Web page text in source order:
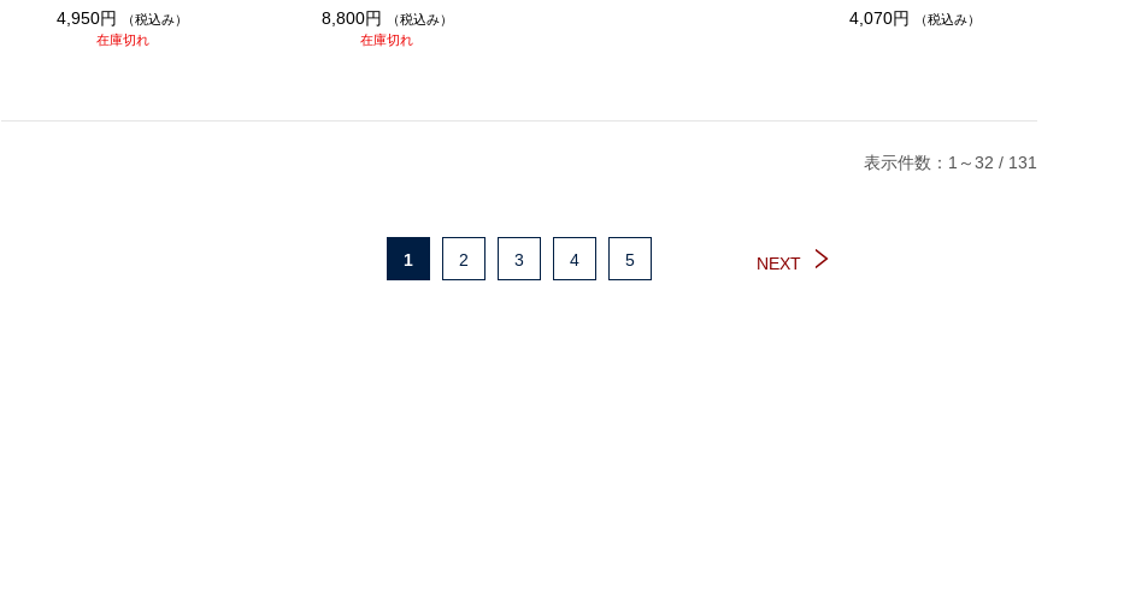
4,950円
（税込み）
在庫切れ
8,800円
（税込み）
在庫切れ
4,070円
（税込み）
表示件数：1～32 / 131
NEXT
1 2 3 4 5